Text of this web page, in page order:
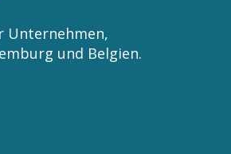
Unternehmen,
und Belgien.